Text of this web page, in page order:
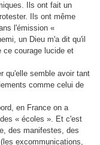
Ils ont fait un
Ils ont même
l'émission «
un Dieu m'a dit qu'il
ce courage lucide et
qu'elle semble avoir tant
comme celui de
en France on a
« écoles ». Et c'est
des manifestes, des
excommunications,